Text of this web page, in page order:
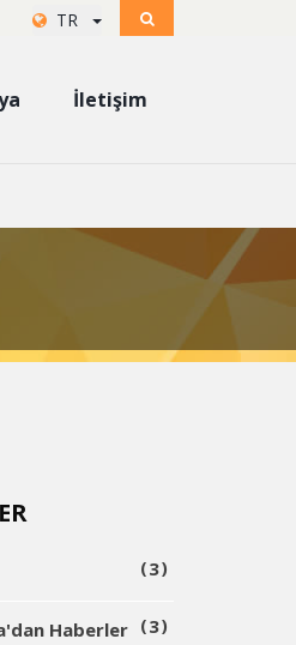
TR
İletişim
3
Haberler 3